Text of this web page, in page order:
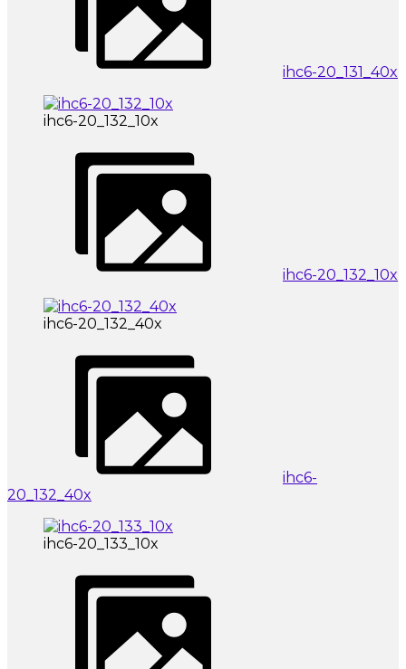
ihc6-20_131_40x
ihc6-20_132_10x
ihc6-20_132_10x
ihc6-20_132_40x
ihc6-
20_132_40x
ihc6-20_133_10x